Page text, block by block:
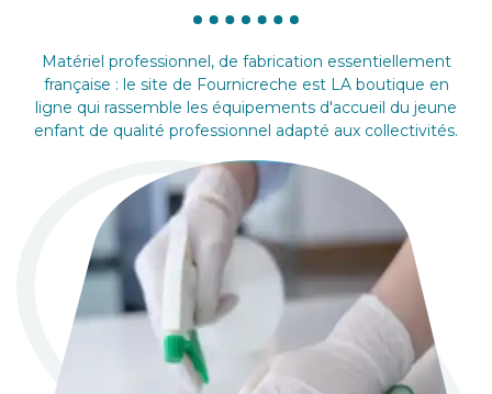
Matériel professionnel, de fabrication essentiellement
française : le site de Fournicreche est LA boutique en
ligne qui rassemble les équipements d'accueil du jeune
enfant de qualité professionnel adapté aux collectivités.